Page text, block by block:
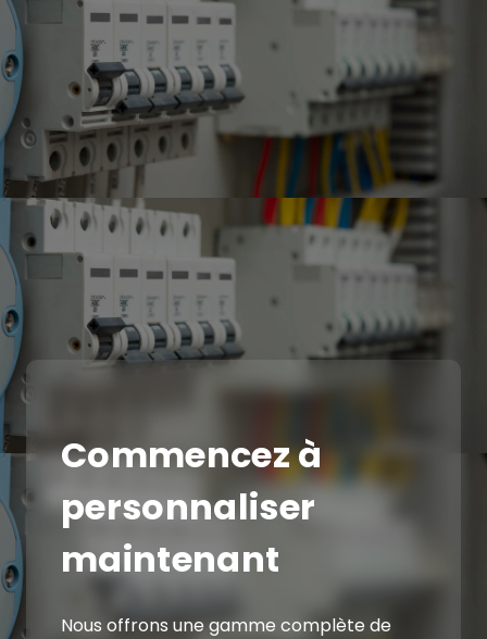
Commencez à
personnaliser
maintenant
Nous offrons une gamme complète de